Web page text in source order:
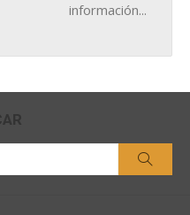
información...